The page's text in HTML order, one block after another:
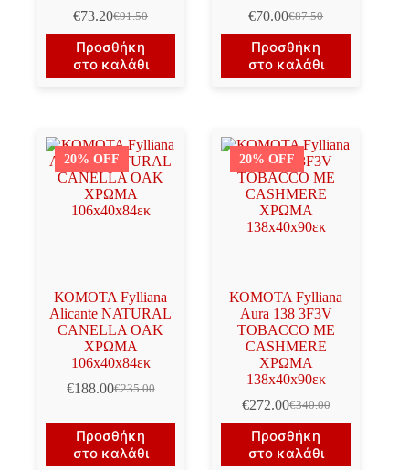
€91.50
Original
price
was:
€91.50.
€73.20Η
τρέχουσα
τιμή
είναι:
Προσθήκη
στο καλάθι
€87.50
Original
price
was:
€87.50.
€70.00Η
τρέχουσα
τιμή
είναι:
Προσθήκη
στο καλάθι
20% OFF
ΚΟΜΟΤΑ Fylliana
Alicante NATURAL
CANELLA OAK
ΧΡΩΜΑ
106x40x84εκ
€235.00
Original
was:
€235.00.
€188.00Η
τιμή
είναι:
€188.00.
Προσθήκη
στο καλάθι
20% OFF
ΚΟΜΟΤΑ Fylliana
Aura 138 3F3V
TOBACCO ΜΕ
CASHMERE
ΧΡΩΜΑ
138x40x90εκ
€340.00
Original
price
was:
€340.00.
€272.00Η
τρέχουσα
τιμή
είναι:
Προσθήκη
στο καλάθι